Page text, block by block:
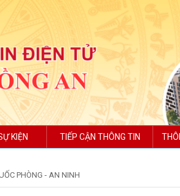
KIỆN TIẾP CẬN THÔNG TIN
PHÒNG - AN NINH